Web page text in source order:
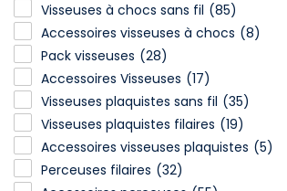
Visseuses à chocs sans fil (85)
Accessoires visseuses à chocs (8)
Pack visseuses (28)
Accessoires Visseuses (17)
Visseuses plaquistes sans fil (35)
Visseuses plaquistes filaires (19)
Accessoires visseuses plaquistes (5)
Perceuses filaires (32)